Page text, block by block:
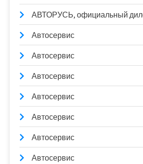
АВТОРУСЬ, официальный
Автосервис
Автосервис
Автосервис
Автосервис
Автосервис
Автосервис
Автосервис